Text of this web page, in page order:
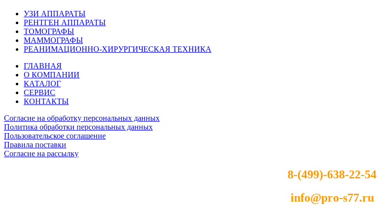
УЗИ АППАРАТЫ
РЕНТГЕН АППАРАТЫ
ТОМОГРАФЫ
МАММОГРАФЫ
РЕАНИМАЦИОННО-ХИРУРГИЧЕСКАЯ ТЕХНИКА
ГЛАВНАЯ
О КОМПАНИИ
КАТАЛОГ
СЕРВИС
КОНТАКТЫ
Согласие на обработку персональных данных
Политика обработки персональных данных
Пользовательское соглашение
Правила поставки
Согласие на рассылку
8-(499)-638-22-54
info@pro-s77.ru